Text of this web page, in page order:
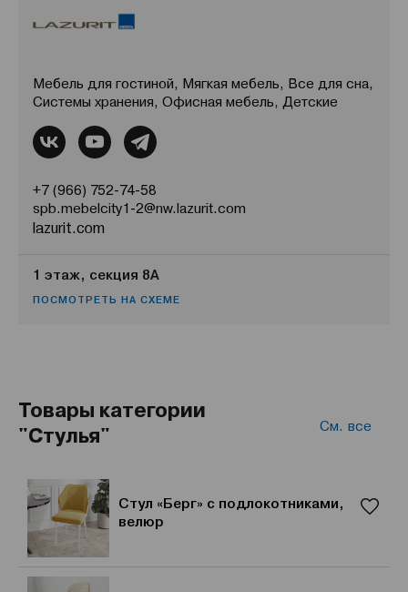
Мебель для гостиной, Мягкая мебель, Все для сна,
Системы хранения, Офисная мебель, Детские
+7 (966) 752-74-58
spb.mebelcity1-2@nw.lazurit.com
lazurit.com
1 этаж, секция 8А
ПОСМОТРЕТЬ НА СХЕМЕ
Товары категории
"Стулья"
См. все
Стул «Берг» с подлокотниками,
велюр